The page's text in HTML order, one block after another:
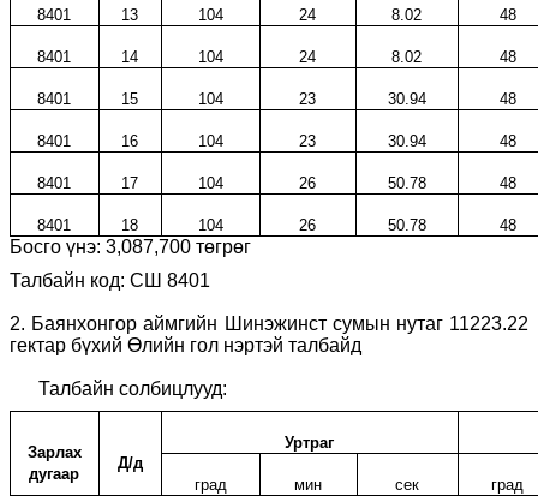
8401 13 104 24 8.02 48
8401 14 104 24 8.02 48
8401 15 104 23 30.94 48
8401 16 104 23 30.94 48
8401 17 104 26 50.78 48
8401 18 104 26 50.78 48
Босго үнэ: 3,087,700 төгрөг
Талбайн код: СШ 8401
2. Баянхонгор аймгийн Шинэжинст сумын нутаг 11223.22
гектар бүхий Өлийн гол нэртэй талбайд
Талбайн солбицлууд:
Зарлах
дугаар
Д/д
Уртраг
град мин сек град